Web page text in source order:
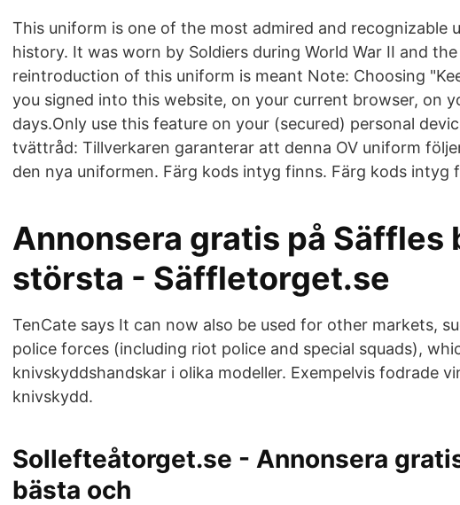
This uniform is one of the most admired and recognizable
history. It was worn by Soldiers during World War II and the
reintroduction of this uniform is meant Note: Choosing
you signed into this website, on your current browser, on
days.Only use this feature on your (secured) personal
tvättråd: Tillverkaren garanterar att denna OV uniform
den nya uniformen. Färg kods intyg finns. Färg kods intyg
Annonsera gratis på Säffles
största - Säffletorget.se
TenCate says It can now also be used for other markets,
police forces (including riot police and special squads),
knivskyddshandskar i olika modeller. Exempelvis fodrade
knivskydd.
Sollefteåtorget.se - Annonsera
bästa och